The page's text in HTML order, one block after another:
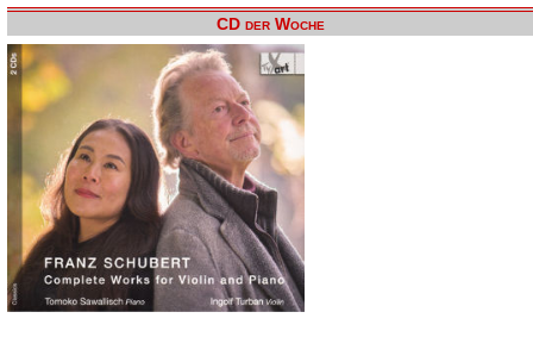
CD der Woche